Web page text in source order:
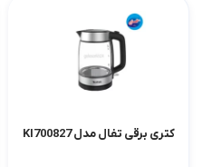
کتری برقی تفال مدل KI700827